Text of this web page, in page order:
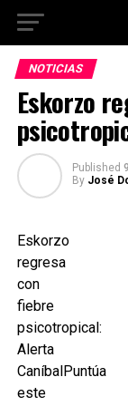
NOTICIAS
Eskorzo
Published
By José
Eskorzo
regresa
con
fiebre
psicotropical:
Alerta
CaníbalPuntúa
este